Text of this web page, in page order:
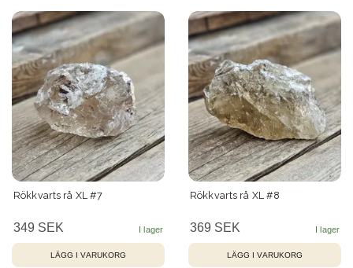
Rökkvarts rå XL #7
349 SEK
Rökkvarts rå XL #8
369 SEK